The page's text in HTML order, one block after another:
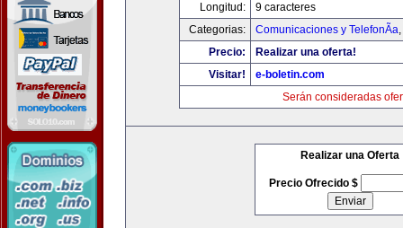
Longitud:
9 caracteres
Categorias:
Comunicaciones y TelefonÃ­a,
Precio:
Realizar una oferta!
Visitar!
e-boletin.com
Serán consideradas
Realizar una Oferta
Precio Ofrecido $